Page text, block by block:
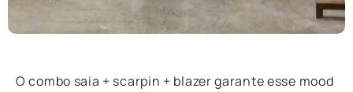
O combo saia + scarpin + blazer garante esse mood